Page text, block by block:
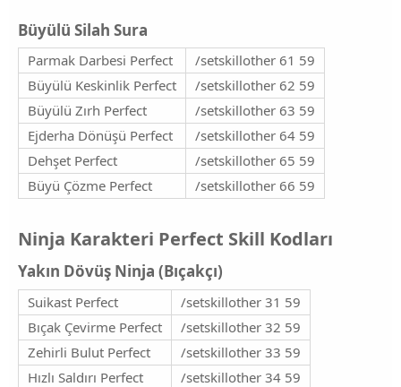
Büyülü Silah Sura​
Parmak Darbesi Perfect
/setskillother 61 59
Büyülü Keskinlik Perfect
/setskillother 62 59
Büyülü Zırh Perfect
/setskillother 63 59
Ejderha Dönüşü Perfect
/setskillother 64 59
Dehşet Perfect
/setskillother 65 59
Büyü Çözme Perfect
/setskillother 66 59
Ninja Karakteri Perfect Skill Kodları​
Yakın Dövüş Ninja (Bıçakçı)​
Suikast Perfect
/setskillother 31 59
Bıçak Çevirme Perfect
/setskillother 32 59
Zehirli Bulut Perfect
/setskillother 33 59
Hızlı Saldırı Perfect
/setskillother 34 59